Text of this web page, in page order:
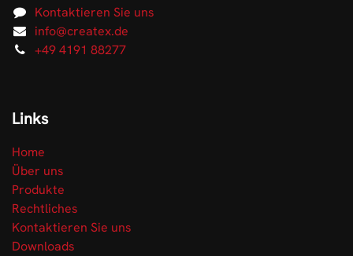
Kontaktieren Sie uns
info@createx.de
+49 4191 88277
Links
Home
Über uns
Produkte
Rechtliches
Kontaktieren Sie uns
Downloads